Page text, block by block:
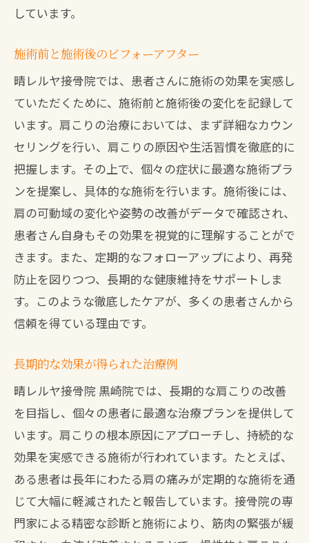
しています。
施術前と施術後のビフォーアフター
晴レルヤ接骨院では、患者さんに施術の効果を実感し
ていただくために、施術前と施術後の変化を記録して
います。肩こりの治療においては、まず詳細なカウン
セリングを行い、肩こりの原因や生活習慣を徹底的に
把握します。その上で、個々の症状に最適な施術プラ
ンを提案し、具体的な施術を行います。施術後には、
肩の可動域の変化や姿勢の改善がデータで確認され、
患者さん自身もその効果を視覚的に理解することがで
きます。また、定期的なフォローアップにより、再発
防止を図りつつ、長期的な健康維持をサポートしま
す。このような徹底したケアが、多くの患者さんから
信頼を得ている理由です。
長期的な効果が得られた治療例
晴レルヤ接骨院 黒崎院では、長期的な肩こりの改善
を目指し、個々の患者に最適な治療プランを提供して
います。肩こりの根本原因にアプローチし、持続的な
効果を実感できる施術が行われています。たとえば、
ある患者は長年にわたる肩の痛みが定期的な施術を通
じて大幅に軽減されたと報告しています。接骨院の専
門家による精密な診断と施術により、筋肉の緊張が緩